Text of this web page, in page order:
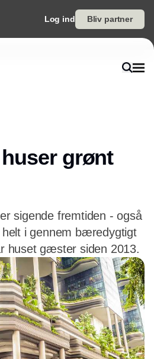
Log ind Bliv partner
grønt
sigende fremtiden - også
i gennem bæredygtigt
huset gæster siden 2013.